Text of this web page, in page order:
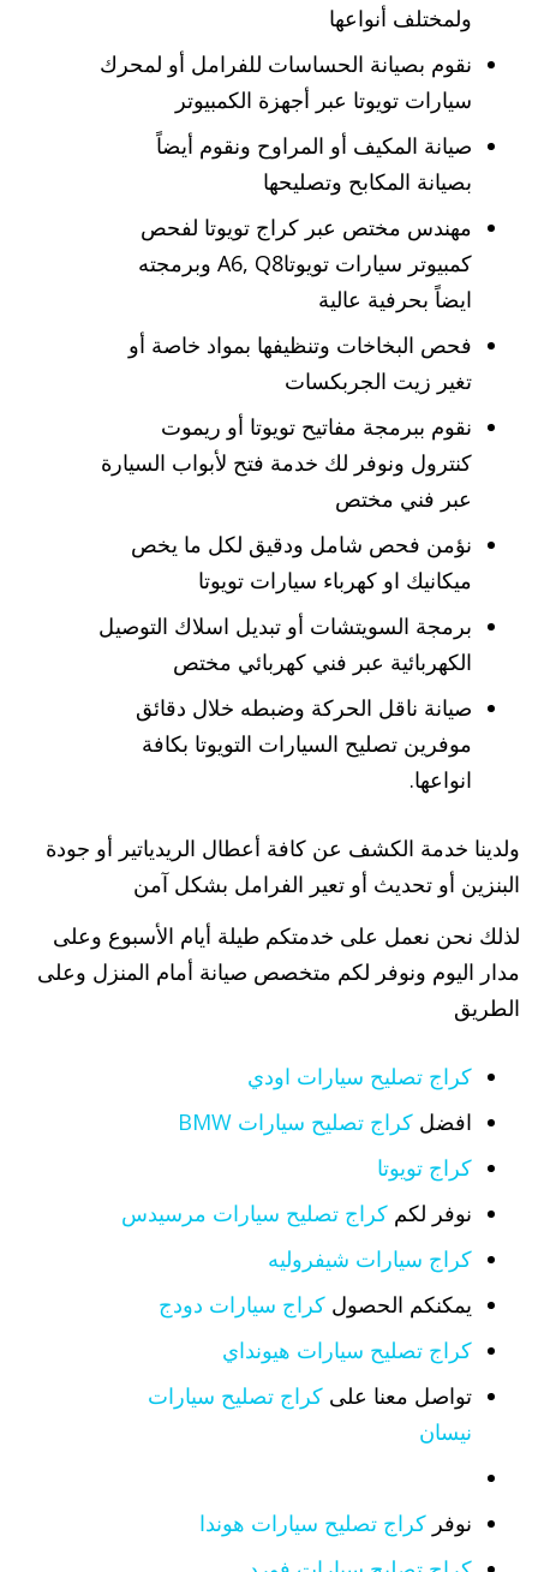
ولمختلف أنواعها
نقوم بصيانة الحساسات للفرامل أو لمحرك
سيارات تويوتا عبر أجهزة الكمبيوتر
صيانة المكيف أو المراوح ونقوم أيضاً
بصيانة المكابح وتصليحها
مهندس مختص عبر كراج تويوتا لفحص
كمبيوتر سيارات تويوتاA6, Q8 وبرمجته
ايضاً بحرفية عالية
فحص البخاخات وتنظيفها بمواد خاصة أو
تغير زيت الجربكسات
نقوم ببرمجة مفاتيح تويوتا أو ريموت
كنترول ونوفر لك خدمة فتح لأبواب السيارة
عبر فني مختص
نؤمن فحص شامل ودقيق لكل ما يخص
ميكانيك او كهرباء سيارات تويوتا
برمجة السويتشات أو تبديل اسلاك التوصيل
الكهربائية عبر فني كهربائي مختص
صيانة ناقل الحركة وضبطه خلال دقائق
موفرين تصليح السيارات التويوتا بكافة
انواعها.
ولدينا خدمة الكشف عن كافة أعطال الريدياتير أو جودة
البنزين أو تحديث أو تعير الفرامل بشكل آمن
لذلك نحن نعمل على خدمتكم طيلة أيام الأسبوع وعلى
مدار اليوم ونوفر لكم متخصص صيانة أمام المنزل وعلى
الطريق
كراج تصليح سيارات اودي
افضل كراج تصليح سيارات BMW
كراج تويوتا
نوفر لكم كراج تصليح سيارات مرسيدس
كراج سيارات شيفروليه
يمكنكم الحصول كراج سيارات دودج
كراج تصليح سيارات هيونداي
تواصل معنا على كراج تصليح سيارات
نيسان
نوفر كراج تصليح سيارات هوندا